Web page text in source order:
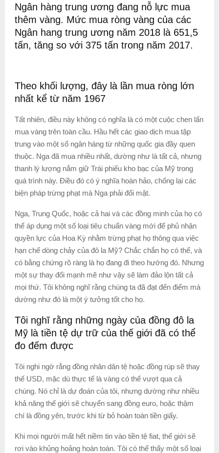
Ngân hàng trung ương đang nỗ lực mua
thêm vàng. Mức mua ròng vàng của các
Ngân hang trung ương năm 2018 là 651,5
tấn, tăng so với 375 tấn trong năm 2017.
Theo khối lượng, đây là lần mua ròng lớn
nhất kể từ năm 1967
Tất nhiên, điều này không có nghĩa là có một cuộc chen lấn
mua vàng trên toàn cầu. Hầu hết các giao dịch mua tập
trung vào một số ngân hàng từ những quốc gia đầy quen
thuộc. Nga đã mua nhiều nhất, dường như là tất cả, nhưng
thanh lý lượng nắm giữ Trái phiếu kho bạc của Mỹ trong
quá trình này. Điều đó có ý nghĩa hoàn hảo, chống lại các
biện pháp trừng phạt mà Nga phải đối mặt.
Nga, Trung Quốc, hoặc cả hai và các đồng minh của họ có
thể áp dụng một số loại tiêu chuẩn vàng mới để phủ nhận
quyền lực của Hoa Kỳ nhằm trừng phạt họ thông qua việc
hạn chế dòng chảy của đô la Mỹ? Chắc chắn họ có thể, và
có bằng chứng rõ ràng là họ đang đi theo hướng đó. Nhưng
một sự thay đổi mạnh mẽ như vậy sẽ làm đảo lộn tất cả
mọi thứ. Tôi không nghĩ rằng chúng ta đã đạt đến điểm mà
dường như đó là một ý tưởng tốt cho họ.
Tôi nghĩ rằng những ngày của đồng đô la
Mỹ là tiền tệ dự trữ của thế giới đã có thể
đo đếm được
Tôi nghi ngờ rằng đồng nhân dân tệ hoặc đồng rúp sẽ thay
thế USD, mặc dù thực tế là vàng có thể vượt qua cả
chúng. Nó chỉ là dự đoán của tôi, nhưng dường như nhiều
khả năng thế giới sẽ chuyển sang đồng euro, hoặc thậm
chí là đồng yên, trước khi từ bỏ hoàn toàn tiền giấy.
Khi mọi người mất hết niềm tin vào tiền tệ fiat, thế giới sẽ
rơi vào khủng hoảng hoàn toàn. Tôi có thể thấy một số loại